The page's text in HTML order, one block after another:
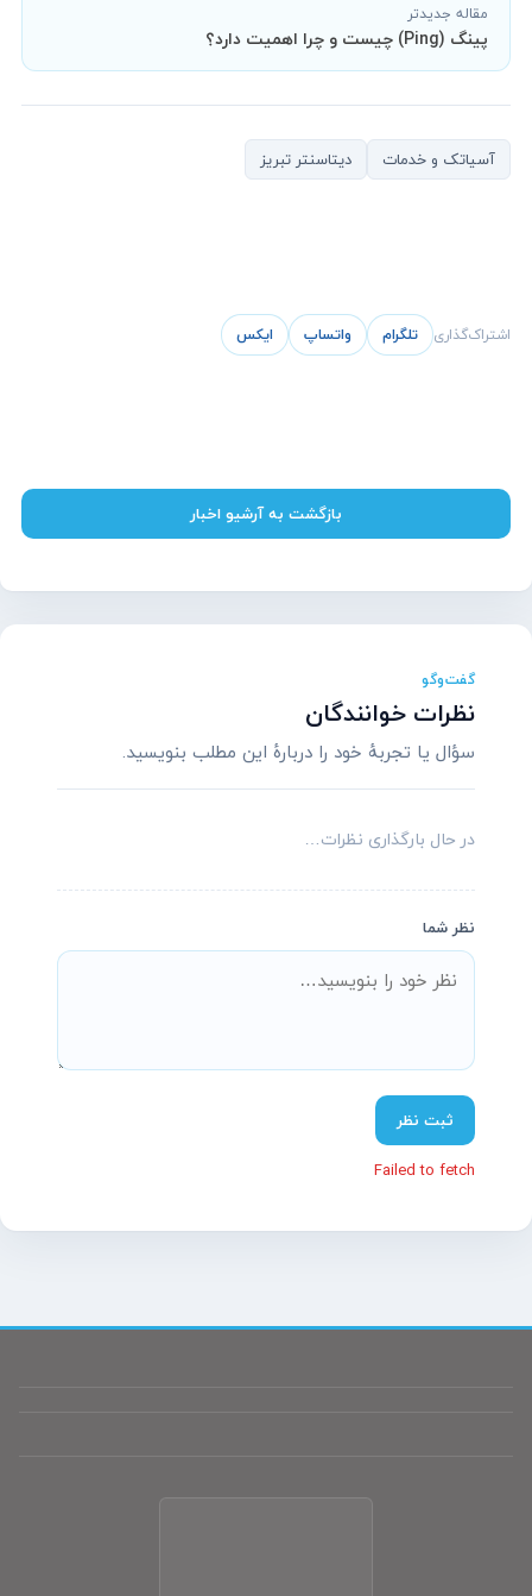
مقاله جدیدتر
پینگ (Ping) چیست و چرا اهمیت دارد؟
آسیاتک و خدمات دیتاسنتر تبریز
اشتراک‌گذاری تلگرام واتساپ ایکس
بازگشت به آرشیو اخبار
گفت‌وگو
نظرات خوانندگان
سؤال یا تجربهٔ خود را دربارهٔ این مطلب بنویسید.
در حال بارگذاری نظرات…
نظر شما
ثبت نظر
Failed to fetch
معمولاً در چند دقیقه پاسخ می‌دهیم